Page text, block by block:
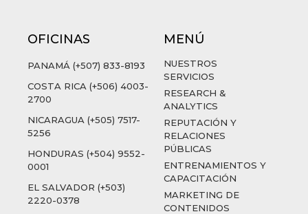
OFICINAS
PANAMÁ (+507) 833-8193
COSTA RICA (+506) 4003-
2700
NICARAGUA (+505) 7517-
5256
HONDURAS (+504) 9552-
0001
EL SALVADOR (+503)
2220-0378
MENÚ
NUESTROS
SERVICIOS
RESEARCH &
ANALYTICS
REPUTACIÓN Y
RELACIONES
PÚBLICAS
ENTRENAMIENTOS Y
CAPACITACIÓN
MARKETING DE
CONTENIDOS